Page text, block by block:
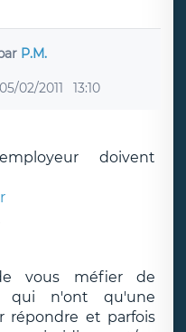
P.M.
05/02/2011 13:10
doivent
vous méfier de
qui n'ont qu'une
répondre et parfois